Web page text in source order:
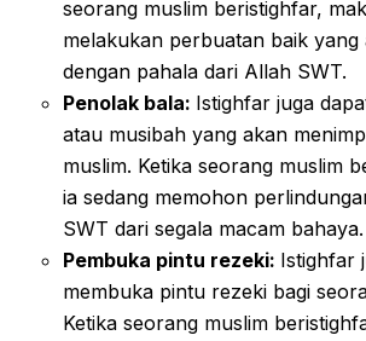
seorang muslim beristighfar,
melakukan perbuatan baik yang
dengan pahala dari Allah SWT.
Penolak bala: Istighfar juga
atau musibah yang akan
muslim. Ketika seorang muslim
ia sedang memohon
SWT dari segala macam bahaya.
Pembuka pintu rezeki: Istighfar
membuka pintu rezeki bagi
Ketika seorang muslim